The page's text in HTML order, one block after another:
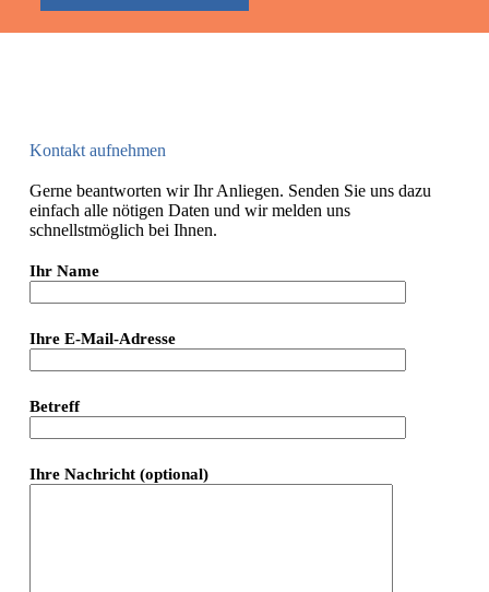
Kontakt aufnehmen
Gerne beantworten wir Ihr Anliegen. Senden Sie uns dazu
einfach alle nötigen Daten und wir melden uns
schnellstmöglich bei Ihnen.
Ihr Name
Ihre E-Mail-Adresse
Betreff
Ihre Nachricht (optional)